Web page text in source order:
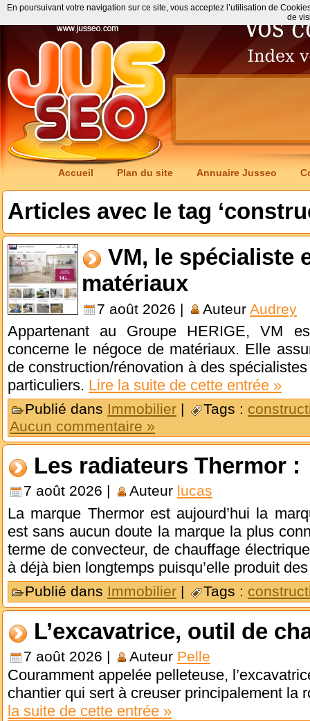
Accueil Plan du site Annuaire Jusseo
Articles avec le tag
VM, le spécialiste
matériaux
7 août 2026 | Auteur Audrey
Appartenant au Groupe HERIGE, VM
concerne le négoce de matériaux. Elle
de construction/rénovation à des
particuliers. Lire la suite de cette entrée »
Publié dans Immobilier | Tags :
Aucun commentaire »
Les radiateurs Thermor :
7 août 2026 | Auteur lucas
La marque Thermor est aujourd’hui la
est sans aucun doute la marque la plus
terme de convecteur, de chauffage
à déjà bien longtemps puisqu’elle produit
Publié dans Immobilier | Tags :
L’excavatrice, outil de
7 août 2026 | Auteur Pelle
Couramment appelée pelleteuse,
chantier qui sert à creuser principalement la
la suite de cette entrée »
En poursuivant votre navigation sur ce site, vous acceptez l’utilisation de
de